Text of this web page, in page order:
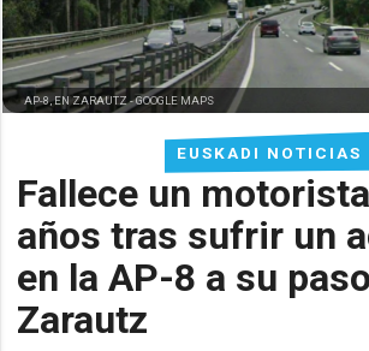
EUSKADI NOTICIAS
Fallece un
años tras sufrir un
en la AP-8 a su
Zarautz
AP-8, EN ZARAUTZ -GOOGLE MAPS